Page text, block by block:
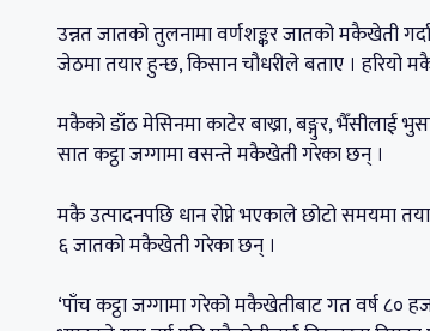
उन्नत जातको तुलनामा वर्णशङ्कर जातको मकैखेती
जेठमा तयार हुन्छ, किसान चौधरीले बताए । हरियो
मकैको डाँठ मेसिनमा काटेर बाख्रा, बङ्गुर, भैँसीलाई
सात कट्ठा जग्गामा वसन्ते मकैखेती गरेका छन् ।
मकै उत्पादनपछि धान रोप्ने भएकाले छोटो
६ जातको मकैखेती गरेका छन् ।
‘पाँच कट्ठा जग्गामा गरेको मकैखेतीबाट गत वर्ष ८०